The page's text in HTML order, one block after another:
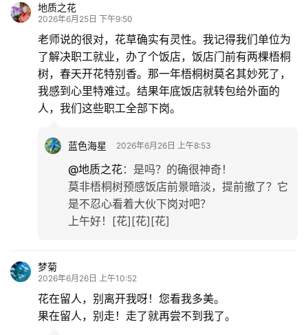
地质之花
2026年6月25日 下午9:50
老师说的很对，花草确实有灵性。我记得我们单位为
了解决职工就业，办了个饭店，饭店门前有两棵梧桐
树，春天开花特别香。那一年梧桐树莫名其妙死了，
我感到心里特难过。结果年底饭店就转包给外面的
人，我们这些职工全部下岗。
蓝色海星 2026年6月26日 上午8:53
@地质之花： 是吗？的确很神奇！
莫非梧桐树预感饭店前景暗淡，提前撤了？它
是不忍心看着大伙下岗对吧？
上午好！[花][花][花]
梦菊
2026年6月26日 上午10:52
花在留人，别离开我呀！您看我多美。
果在留人，别走！走了就再尝不到我了。